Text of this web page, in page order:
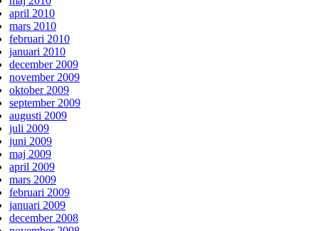
april 2010
mars 2010
februari 2010
januari 2010
december 2009
november 2009
oktober 2009
september 2009
augusti 2009
juli 2009
juni 2009
maj 2009
april 2009
mars 2009
februari 2009
januari 2009
december 2008